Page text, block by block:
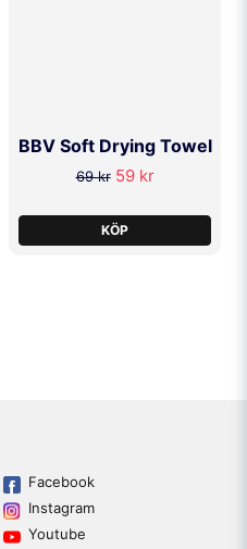
BBV Soft Drying Towel
69 kr 59 kr
KÖP
Facebook
Instagram
Youtube